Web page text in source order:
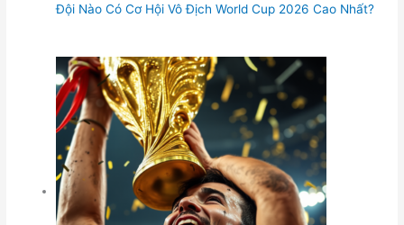
Đội Nào Có Cơ Hội Vô Địch World Cup 2026 Cao Nhất?